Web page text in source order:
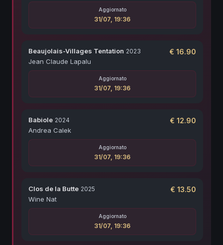
Aggiornato
31/07, 19:36
Beaujolais-Villages Tentation 2023
Jean Claude Lapalu
€ 16.90
Aggiornato
31/07, 19:36
Babiole 2024
Andrea Calek
€ 12.90
Aggiornato
31/07, 19:36
Clos de la Butte 2025
Wine Nat
€ 13.50
Aggiornato
31/07, 19:36